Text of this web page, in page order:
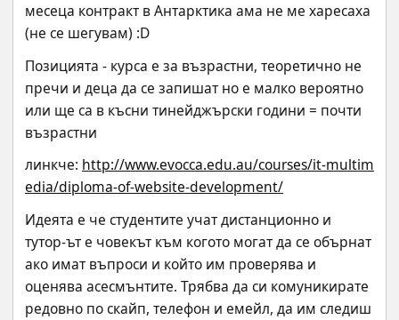
месеца контракт в Антарктика ама не ме харесаха
(не се шегувам) :D
Позицията - курса е за възрастни, теоретично не
пречи и деца да се запишат но е малко вероятно
или ще са в късни тинейджърски години = почти
възрастни
линкче: http://www.evocca.edu.au/courses/it-multim
edia/diploma-of-website-development/
Идеята е че студентите учат дистанционно и
тутор-ът е човекът към когото могат да се обърнат
ако имат въпроси и който им проверява и
оценява асесмънтите. Трябва да си комуникирате
редовно по скайп, телефон и емейл, да им следиш